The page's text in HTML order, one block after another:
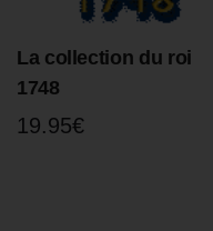
La collection du roi
1748
19.95€